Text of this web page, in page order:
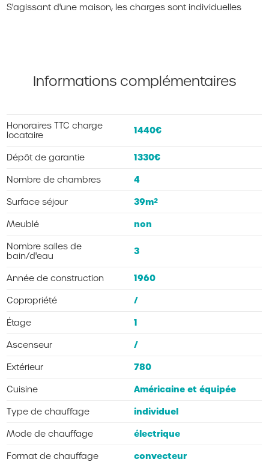
S'agissant d'une maison, les charges sont individuelles
Informations complémentaires
Honoraires TTC charge
locataire
1440€
Dépôt de garantie 1330€
Nombre de chambres 4
Surface séjour 39m²
Meublé non
Nombre salles de
bain/d'eau
3
Année de construction 1960
Copropriété /
Étage 1
Ascenseur /
Extérieur 780
Cuisine Américaine et équipée
Type de chauffage individuel
Mode de chauffage électrique
Format de chauffage convecteur